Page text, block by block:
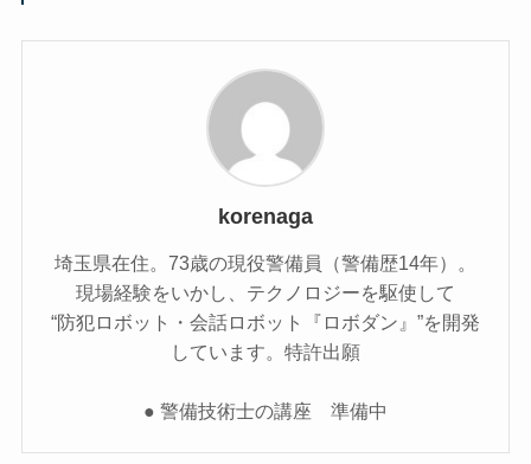
korenaga
埼玉県在住。73歳の現役警備員（警備歴14年）。
現場経験をいかし、テクノロジーを駆使して
“防犯ロボット・会話ロボット『ロボダン』”を開発
しています。特許出願
● 警備技術士の講座 準備中